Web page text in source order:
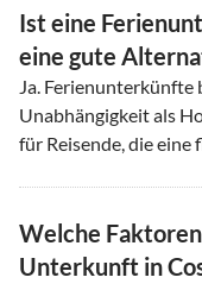
Ist eine
eine gute
Ja.
Unabhängigkeit als
für Reisende, die
Welche
Unterkunft in